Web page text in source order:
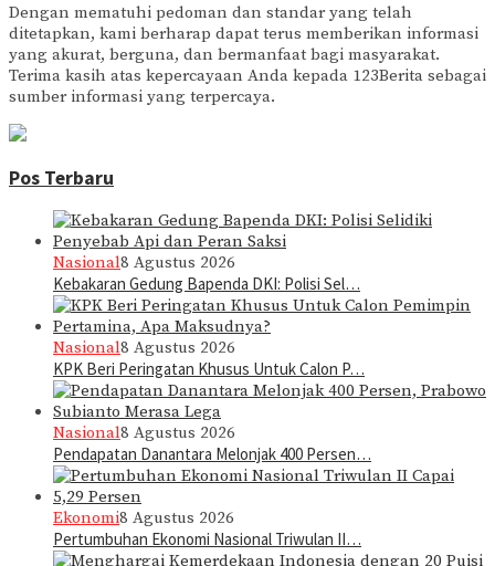
Dengan mematuhi pedoman dan standar yang telah
ditetapkan, kami berharap dapat terus memberikan informasi
yang akurat, berguna, dan bermanfaat bagi masyarakat.
Terima kasih atas kepercayaan Anda kepada 123Berita sebagai
sumber informasi yang terpercaya.
Pos Terbaru
Nasional8 Agustus 2026
Kebakaran Gedung Bapenda DKI: Polisi Sel…
Nasional8 Agustus 2026
KPK Beri Peringatan Khusus Untuk Calon P…
Nasional8 Agustus 2026
Pendapatan Danantara Melonjak 400 Persen…
Ekonomi8 Agustus 2026
Pertumbuhan Ekonomi Nasional Triwulan II…